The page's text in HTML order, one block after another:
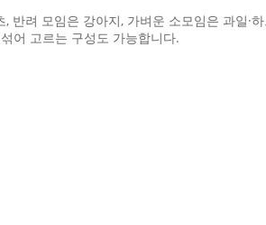
려 모임은 강아지, 가벼운 소모임은 과일·
어 고르는 구성도 가능합니다.